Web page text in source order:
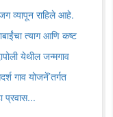
व्यापून राहिले आहे.
त्याग आणि कष्ट
येथील जन्मगाव
गाव योजनें’तर्गत
प्रवास...